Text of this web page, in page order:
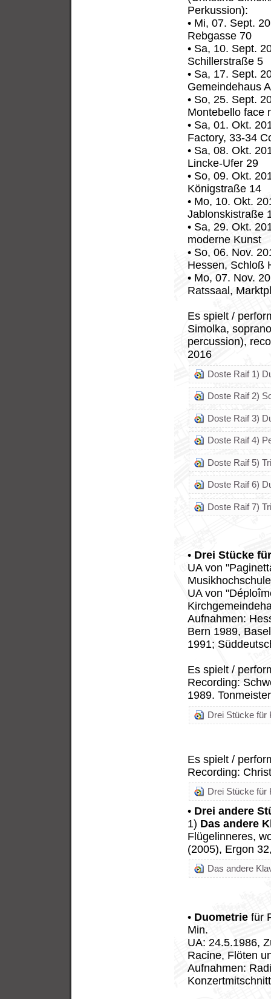
Perkussion):
• Mi, 07. Sept.
Rebgasse 70
• Sa, 10. Sept.
Schillerstraße 5
• Sa, 17. Sept.
Gemeindehaus
• So, 25. Sept.
Montebello face
• Sa, 01. Okt.
Factory, 33-34
• Sa, 08. Okt.
Lincke-Ufer 29
• So, 09. Okt.
Königstraße 14
• Mo, 10. Okt.
Jablonskistraße
• Sa, 29. Okt.
moderne Kunst
• So, 06. Nov.
Hessen, Schloß
• Mo, 07. Nov.
Ratssaal,
Es spielt /
Simolka,
percussion),
2016
Doste Raif 1)
Doste Raif 2)
Doste Raif 3)
Doste Raif 4)
Doste Raif 5)
Doste Raif 6)
Doste Raif 7)
• Drei Stücke
UA von
UA von
Aufnahmen:
Bern 1989,
1991;
Es spielt /
Recording:
1989.
Drei Stücke für
Es spielt /
Recording:
Drei Stücke für
• Drei andere
1) Das andere
Flügelinneres,
(2005), Ergon
Das andere
• Duometrie für
Min.
UA: 24.5.1986,
Racine, Flöten
Aufnahmen: